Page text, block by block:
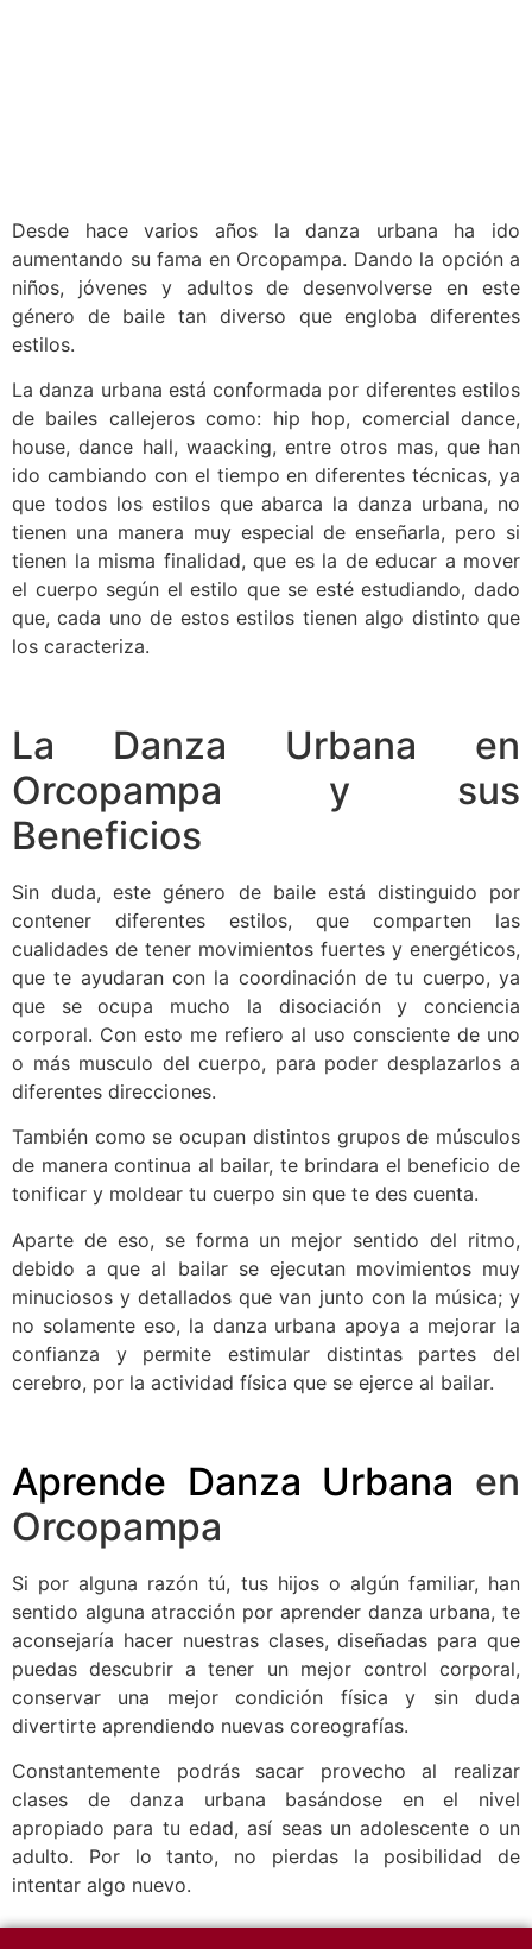
Desde hace varios años la danza urbana ha ido
aumentando su fama en Orcopampa. Dando la opción a
niños, jóvenes y adultos de desenvolverse en este
género de baile tan diverso que engloba diferentes
estilos.
La danza urbana está conformada por diferentes estilos
de bailes callejeros como: hip hop, comercial dance,
house, dance hall, waacking, entre otros mas, que han
ido cambiando con el tiempo en diferentes técnicas, ya
que todos los estilos que abarca la danza urbana, no
tienen una manera muy especial de enseñarla, pero si
tienen la misma finalidad, que es la de educar a mover
el cuerpo según el estilo que se esté estudiando, dado
que, cada uno de estos estilos tienen algo distinto que
los caracteriza.
La Danza Urbana en
Orcopampa y sus
Beneficios
Sin duda, este género de baile está distinguido por
contener diferentes estilos, que comparten las
cualidades de tener movimientos fuertes y energéticos,
que te ayudaran con la coordinación de tu cuerpo, ya
que se ocupa mucho la disociación y conciencia
corporal. Con esto me refiero al uso consciente de uno
o más musculo del cuerpo, para poder desplazarlos a
diferentes direcciones.
También como se ocupan distintos grupos de músculos
de manera continua al bailar, te brindara el beneficio de
tonificar y moldear tu cuerpo sin que te des cuenta.
Aparte de eso, se forma un mejor sentido del ritmo,
debido a que al bailar se ejecutan movimientos muy
minuciosos y detallados que van junto con la música; y
no solamente eso, la danza urbana apoya a mejorar la
confianza y permite estimular distintas partes del
cerebro, por la actividad física que se ejerce al bailar.
Aprende Danza Urbana en
Orcopampa
Si por alguna razón tú, tus hijos o algún familiar, han
sentido alguna atracción por aprender danza urbana, te
aconsejaría hacer nuestras clases, diseñadas para que
puedas descubrir a tener un mejor control corporal,
conservar una mejor condición física y sin duda
divertirte aprendiendo nuevas coreografías.
Constantemente podrás sacar provecho al realizar
clases de danza urbana basándose en el nivel
apropiado para tu edad, así seas un adolescente o un
adulto. Por lo tanto, no pierdas la posibilidad de
intentar algo nuevo.